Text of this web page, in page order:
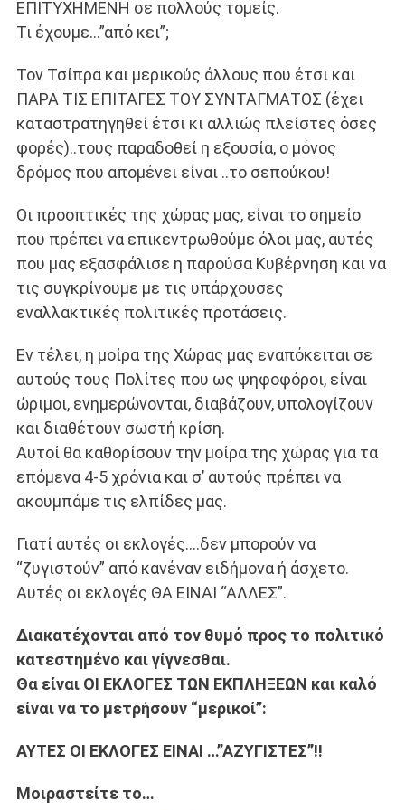
ΕΠΙΤΥΧΗΜΕΝΗ σε πολλούς τομείς.
Τι έχουμε…”από κει”;
Τον Τσίπρα και μερικούς άλλους που έτσι και
ΠΑΡΑ ΤΙΣ ΕΠΙΤΑΓΕΣ ΤΟΥ ΣΥΝΤΑΓΜΑΤΟΣ (έχει
καταστρατηγηθεί έτσι κι αλλιώς πλείστες όσες
φορές)..τους παραδοθεί η εξουσία, ο μόνος
δρόμος που απομένει είναι ..το σεπούκου!
Οι προοπτικές της χώρας μας, είναι το σημείο
που πρέπει να επικεντρωθούμε όλοι μας, αυτές
που μας εξασφάλισε η παρούσα Κυβέρνηση και να
τις συγκρίνουμε με τις υπάρχουσες
εναλλακτικές πολιτικές προτάσεις.
Εν τέλει, η μοίρα της Χώρας μας εναπόκειται σε
αυτούς τους Πολίτες που ως ψηφοφόροι, είναι
ώριμοι, ενημερώνονται, διαβάζουν, υπολογίζουν
και διαθέτουν σωστή κρίση.
Αυτοί θα καθορίσουν την μοίρα της χώρας για τα
επόμενα 4-5 χρόνια και σ’ αυτούς πρέπει να
ακουμπάμε τις ελπίδες μας.
Γιατί αυτές οι εκλογές….δεν μπορούν να
“ζυγιστούν” από κανέναν ειδήμονα ή άσχετο.
Αυτές οι εκλογές ΘΑ ΕΙΝΑΙ “ΑΛΛΕΣ”.
Διακατέχονται από τον θυμό προς το πολιτικό
κατεστημένο και γίγνεσθαι.
Θα είναι ΟΙ ΕΚΛΟΓΕΣ ΤΩΝ ΕΚΠΛΗΞΕΩΝ και καλό
είναι να το μετρήσουν “μερικοί”:
ΑΥΤΕΣ ΟΙ ΕΚΛΟΓΕΣ ΕΙΝΑΙ …”ΑΖΥΓΙΣΤΕΣ”!!
Μοιραστείτε το…